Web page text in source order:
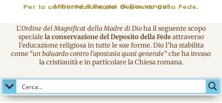
Per la conservazione del Deposito della Fede.
Affinché il Regno di Dio venga!
MAGNIFICO
L’Ordine del Magnificat della Madre di Dioha il seguente scopo
specialela conservazione del Deposito della Fedeattraverso
l’educazione religiosa in tutte le sue forme. Dio l’ha stabilita
come “un baluardo contro l’apostasia quasi generale” che ha invaso
la cristianità e in particolare la Chiesa romana.